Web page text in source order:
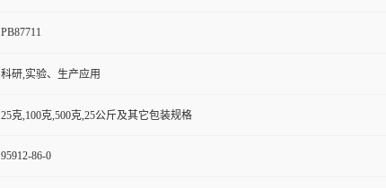
PB87711
科研,实验、生产应用
25克,100克,500克,25公斤及其它包装规格
95912-86-0